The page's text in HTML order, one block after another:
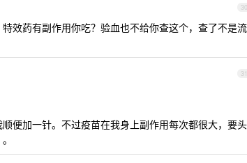
30
效药有副作用你吃？验血也不给你查这个，查了不是流
31
便加一针。不过疫苗在我身上副作用每次都很大，要头